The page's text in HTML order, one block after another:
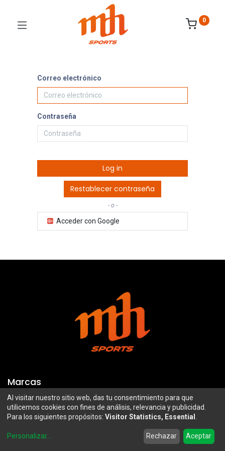
Wishlist Account
0
Correo electrónico
Contraseña
Log in
Restablecer contraseña
- o -
Acceder con Google
Marcas
Troy Lee Designs
100%
Airoh
Mazawi
SIDI
Al visitar nuestro sitio web, das tu consentimiento para que
utilicemos cookies con fines de análisis, relevancia y publicidad.
Para los siguientes propósitos: Visitor Statistics, Essential
Personalizar... Rechazar Aceptar